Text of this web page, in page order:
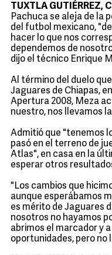
TUXTLA GUTIÉRREZ,
Pachuca se aleja de la
del futbol mexicano,
hacer lo que nos
dependemos de
dijo el técnico Enrique
Al término del duelo
Jaguares de Chiapas,
Apertura 2008, Meza
nuestro, nos llevamos
Admitió que "tenemos
pasó en el terreno de
Atlas", en casa en la
esperar otros
"Los cambios que
aunque esperábamos
es mérito de Jaguares
nosotros no hayamos
abrimos el marcador y
oportunidades, pero no